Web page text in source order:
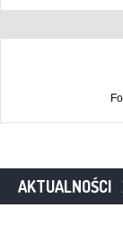
AKTUALNOŚCI